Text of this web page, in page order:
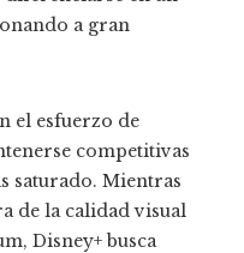
a gran
el esfuerzo de
competitivas
saturado. Mientras
de la calidad visual
Disney+ busca